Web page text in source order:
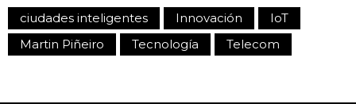
ciudades inteligentes Innovación
IoT
Martin Piñeiro
Tecnología Telecom